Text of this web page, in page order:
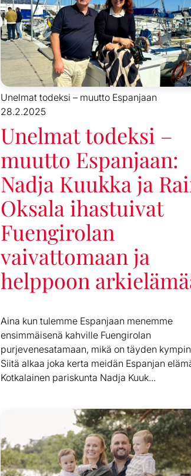
Unelmat todeksi – muutto Espanjaan
28.2.2025
Unelmat todeksi –
muutto Espanjaan:
Nadja Kuukka ja
Oksala ihastuivat
Fuengirolan
vaivattomaan ja
helppoon
Aina kun tulemme Espanjaan menemme
ensimmäisenä kahville Fuengirolan
purjevenesatamaan, mikä on täyden
Siitä alkaa joka kerta meidän Espanjan
Kotkalainen pariskunta Nadja Kuuk...